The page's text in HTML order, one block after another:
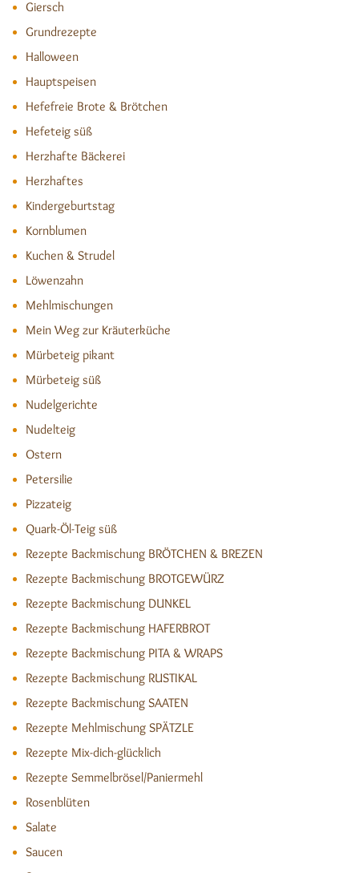
Giersch
Grundrezepte
Halloween
Hauptspeisen
Hefefreie Brote & Brötchen
Hefeteig süß
Herzhafte Bäckerei
Herzhaftes
Kindergeburtstag
Kornblumen
Kuchen & Strudel
Löwenzahn
Mehlmischungen
Mein Weg zur Kräuterküche
Mürbeteig pikant
Mürbeteig süß
Nudelgerichte
Nudelteig
Ostern
Petersilie
Pizzateig
Quark-Öl-Teig süß
Rezepte Backmischung BRÖTCHEN & BREZEN
Rezepte Backmischung BROTGEWÜRZ
Rezepte Backmischung DUNKEL
Rezepte Backmischung HAFERBROT
Rezepte Backmischung PITA & WRAPS
Rezepte Backmischung RUSTIKAL
Rezepte Backmischung SAATEN
Rezepte Mehlmischung SPÄTZLE
Rezepte Mix-dich-glücklich
Rezepte Semmelbrösel/Paniermehl
Rosenblüten
Salate
Saucen